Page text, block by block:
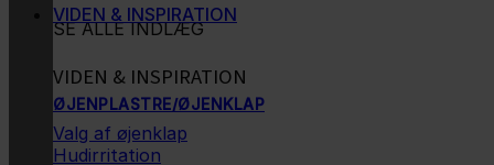
SE ALLE INDLÆG
VIDEN & INSPIRATION
VIDEN & INSPIRATION
ØJENPLASTRE/ØJENKLAP
Valg af øjenklap
Hudirritation